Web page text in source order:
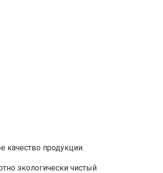
качество продукции.
экологически чистый